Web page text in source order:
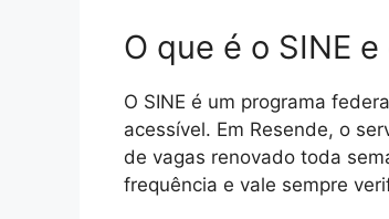
O que é o SINE
O SINE é um programa
acessível. Em Resende, o
de vagas renovado toda
frequência e vale sempre